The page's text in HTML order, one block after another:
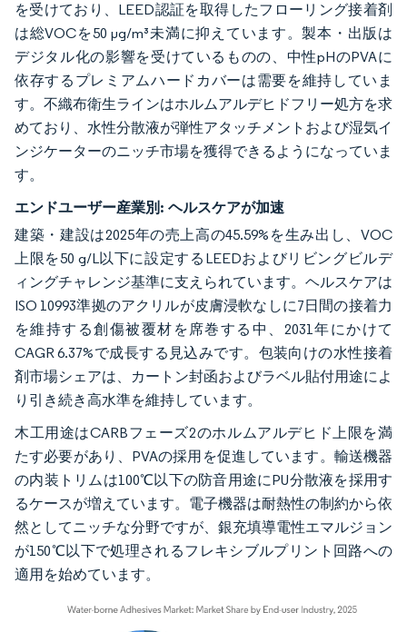
を受けており、LEED認証を取得したフローリング接着剤
は総VOCを50 µg/m³未満に抑えています。製本・出版は
デジタル化の影響を受けているものの、中性pHのPVAに
依存するプレミアムハードカバーは需要を維持していま
す。不織布衛生ラインはホルムアルデヒドフリー処方を求
めており、水性分散液が弾性アタッチメントおよび湿気イ
ンジケーターのニッチ市場を獲得できるようになっていま
す。
エンドユーザー産業別: ヘルスケアが加速
建築・建設は2025年の売上高の45.59%を生み出し、VOC
上限を50 g/L以下に設定するLEEDおよびリビングビルデ
ィングチャレンジ基準に支えられています。ヘルスケアは
ISO 10993準拠のアクリルが皮膚浸軟なしに7日間の接着力
を維持する創傷被覆材を席巻する中、2031年にかけて
CAGR 6.37%で成長する見込みです。包装向けの水性接着
剤市場シェアは、カートン封函およびラベル貼付用途によ
り引き続き高水準を維持しています。
木工用途はCARBフェーズ2のホルムアルデヒド上限を満
たす必要があり、PVAの採用を促進しています。輸送機器
の内装トリムは100℃以下の防音用途にPU分散液を採用す
るケースが増えています。電子機器は耐熱性の制約から依
然としてニッチな分野ですが、銀充填導電性エマルジョン
が150℃以下で処理されるフレキシブルプリント回路への
適用を始めています。